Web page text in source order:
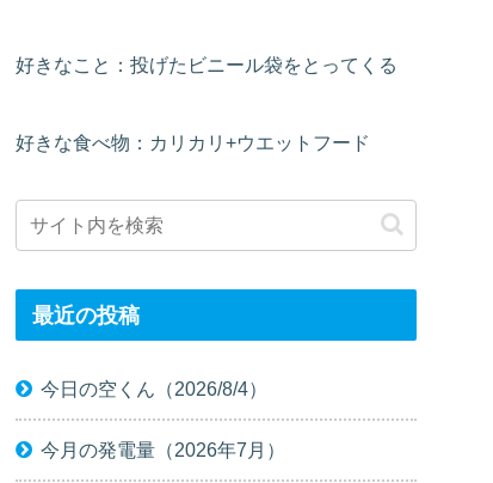
好きなこと：投げたビニール袋をとってくる
好きな食べ物：カリカリ+ウエットフード
最近の投稿
今日の空くん（2026/8/4）
今月の発電量（2026年7月）